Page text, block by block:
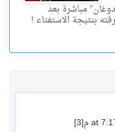
مباشرة بعد
بنتيجة الاستفتاء !
[3]